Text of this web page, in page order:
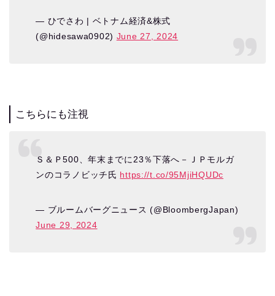
— ひでさわ | ベトナム経済&株式
(@hidesawa0902) June 27, 2024
こちらにも注視
Ｓ＆Ｐ500、年末までに23％下落へ－ＪＰモルガ
ンのコラノビッチ氏 https://t.co/95MjiHQUDc
— ブルームバーグニュース (@BloombergJapan)
June 29, 2024